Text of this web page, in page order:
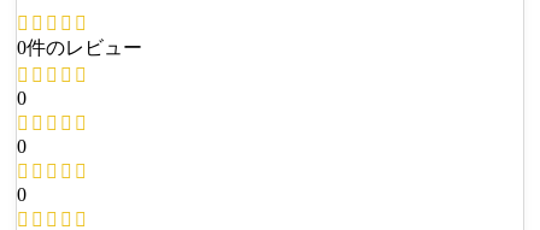
0件のレビュー
0
0
0